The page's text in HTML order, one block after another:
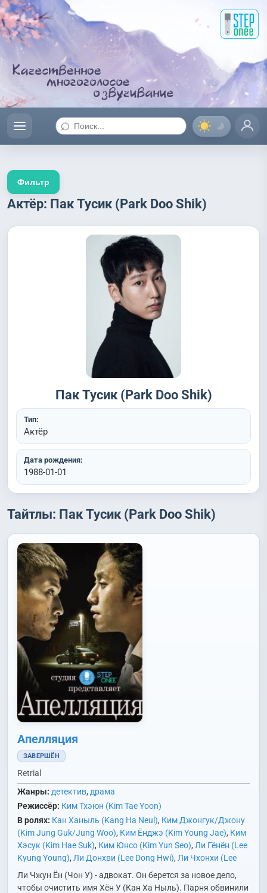
⌕
Актёр: Пак Тусик (Park Doo Shik)
Пак Тусик (Park Doo Shik)
Тип:
Актёр
Дата рождения:
1988-01-01
Тайтлы: Пак Тусик (Park Doo Shik)
Апелляция
ЗАВЕРШЁН
Retrial
Жанры: детектив, драма
Режиссёр: Ким Тхэюн (Kim Tae Yoon)
В ролях: Кан Ханыль (Kang Ha Neul), Ким Джонгук/Джону
(Kim Jung Guk/Jung Woo), Ким Ёнджэ (Kim Young Jae), Ким
Хэсук (Kim Hae Suk), Ким Юнсо (Kim Yun Seo), Ли Гёнён (Lee
Kyung Young), Ли Донхви (Lee Dong Hwi), Ли Чхонхи (Lee
Chung Hee)
Пак Тусик (Park Doo Shik)
Choong Sun) , Ри Мин (Ri Min), Хан Джэён (Han Jae Young)
Ли Чжун Ён (Чон У) - адвокат. Он берется за новое дело,
чтобы очистить имя Хён У (Кан Ха Ныль). Парня обвинили
Фильтр